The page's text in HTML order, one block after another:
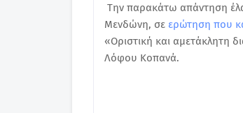
Την παρακάτω απάντηση
Μενδώνη, σε ερώτηση που
«Οριστική και αμετάκλητη
Λόφου Κοπανά.